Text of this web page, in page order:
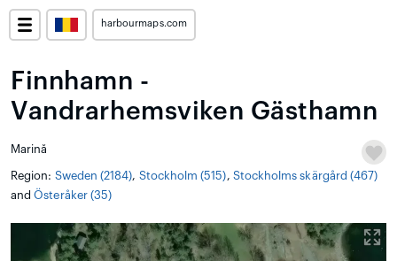
harbourmaps.com
Finnhamn -
Vandrarhemsviken Gästhamn
Marină
Region: Sweden (2184), Stockholm (515), Stockholms skärgård (467)
andÖsteråker (35)